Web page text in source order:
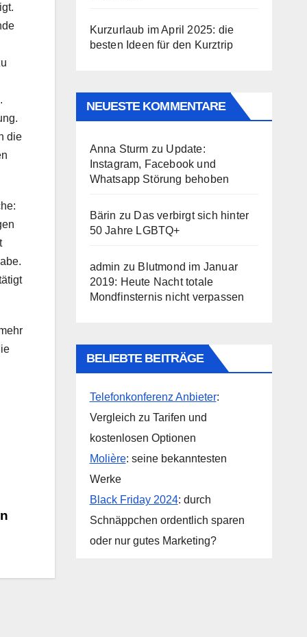
die
Kurzurlaub im April 2025: die
besten Ideen für den Kurztrip
NEUESTE KOMMENTARE
Anna Sturm zu Update:
Instagram, Facebook und
Whatsapp Störung behoben
Bärin zu Das verbirgt sich hinter
50 Jahre LGBTQ+
admin zu Blutmond im Januar
2019: Heute Nacht totale
Mondfinsternis nicht verpassen
BELIEBTE BEITRÄGE
Telefonkonferenz Anbieter:
Vergleich zu Tarifen und
kostenlosen Optionen
Molière: seine bekanntesten
Werke
Black Friday 2024: durch
Schnäppchen ordentlich sparen
oder nur gutes Marketing?